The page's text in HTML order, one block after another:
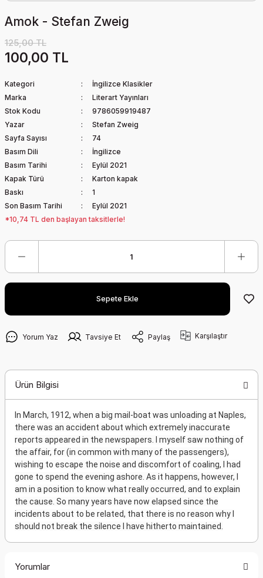
Amok - Stefan Zweig
125,00 TL
100,00 TL
Kategori
İngilizce Klasikler
Marka
Literart Yayınları
Stok Kodu
9786059919487
Yazar
Stefan Zweig
Sayfa Sayısı
74
Basım Dili
İngilizce
Basım Tarihi
Eylül 2021
Kapak Türü
Karton kapak
Baskı
1
Son Basım Tarihi
Eylül 2021
*10,74 TL den başlayan taksitlerle!
Sepete Ekle
Yorum Yaz Tavsiye Et Paylaş Karşılaştır
Ürün Bilgisi
In March, 1912, when a big mail-boat was unloading at Naples,
there was an accident about which extremely inaccurate
reports appeared in the newspapers. I myself saw nothing of
the affair, for (in common with many of the passengers),
wishing to escape the noise and discomfort of coaling, I had
gone to spend the evening ashore. As it happens, however, I
am in a position to know what really occurred, and to explain
the cause. So many years have now elapsed since the
incidents about to be related, that there is no reason why I
should not break the silence I have hitherto maintained.
Yorumlar